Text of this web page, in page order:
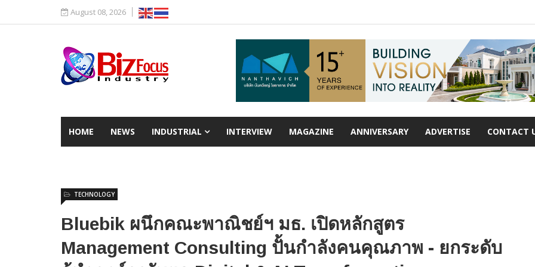
August 08, 2026
HOME NEWS INDUSTRIAL INTERVIEW MAGAZINE ANNIVERSARY ADVERTISE CONTACT
Bluebik ผนึกคณะพาณิชย์ฯ มธ. เปิดหลักสูตร
Management Consulting ปั้นกำลังคนคุณภาพ - ยกระดับ
TECHNOLOGY